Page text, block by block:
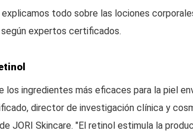
todo sobre las lociones
según expertos certificados.
los ingredientes más eficaces para la piel
director de investigación clínica y
JORI Skincare. "El retinol estimula la